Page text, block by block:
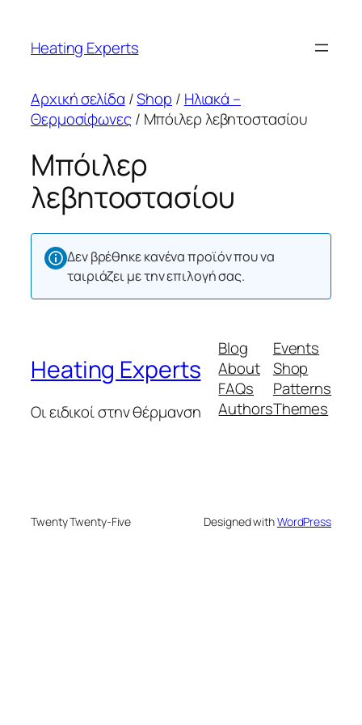
περιεχόμενο
Heating Experts
Αρχική σελίδα /Shop / Ηλιακά –
Θερμοσίφωνες/ Μπόιλερ λεβητοστασίου
Μπόιλερ
λεβητοστασίου
Δεν βρέθηκε κανένα προϊόν που να
ταιριάζει με την επιλογή σας.
Heating Experts
Οι ειδικοί στην θέρμανση
Blog
About
FAQs
Authors
Events
Shop
Patterns
Themes
Twenty Twenty-Five Designed withWordPress